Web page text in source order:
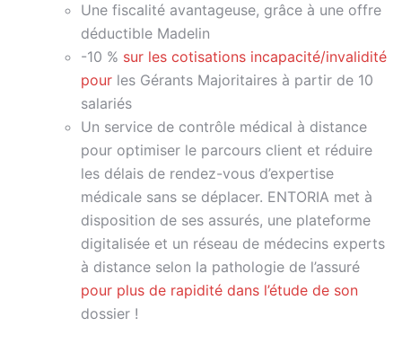
Une fiscalité avantageuse, grâce à une offre
déductible Madelin
-10 % sur les cotisations incapacité/invalidité
pour les Gérants Majoritaires à partir de 10
salariés
Un service de contrôle médical à distance
pour optimiser le parcours client et réduire
les délais de rendez-vous d’expertise
médicale sans se déplacer. ENTORIA met à
disposition de ses assurés, une plateforme
digitalisée et un réseau de médecins experts
à distance selon la pathologie de l’assuré
pour plus de rapidité dans l’étude de son
dossier !